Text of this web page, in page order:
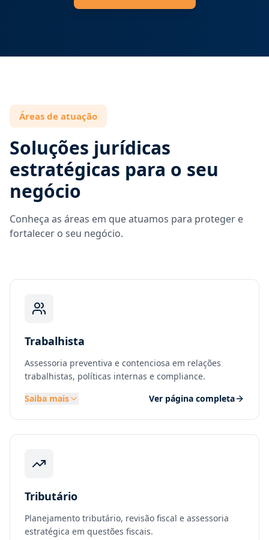
Áreas de atuação
Soluções jurídicas
estratégicas para o seu
negócio
Conheça as áreas em que atuamos para proteger e
fortalecer o seu negócio.
Trabalhista
Assessoria preventiva e contenciosa em relações
trabalhistas, políticas internas e compliance.
Saiba mais
Ver página completa
Tributário
Planejamento tributário, revisão fiscal e assessoria
estratégica em questões fiscais.